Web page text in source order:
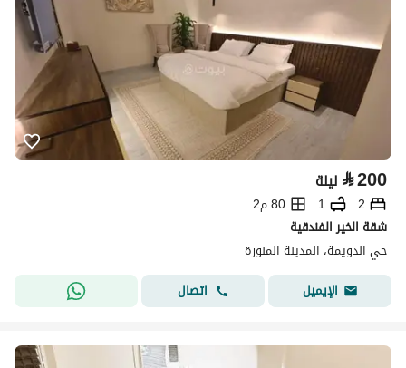
⃁200 ليلة
2
1
80 م2
شقة الخير الفندقية
حي الدويمة، المدينة المنورة
الإيميل
اتصال